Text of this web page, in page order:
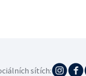
sítích: